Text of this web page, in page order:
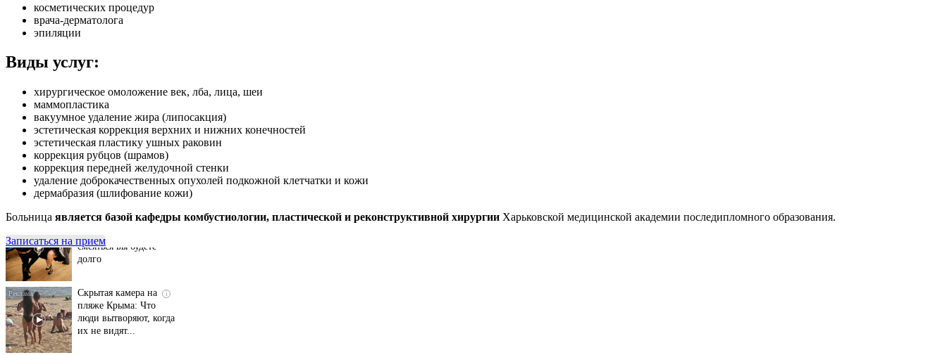
косметических процедур
врача-дерматолога
эпиляции
Виды услуг:
хирургическое омоложение век, лба, лица, шеи
маммопластика
вакуумное удаление жира (липосакция)
эстетическая коррекция верхних и нижних конечностей
эстетическая пластику ушных раковин
коррекция рубцов (шрамов)
коррекция передней желудочной стенки
удаление доброкачественных опухолей подкожной клетчатки и кожи
дермабразия (шлифование кожи)
Больница является базой кафедры комбустиологии, пластической и реконструктивной хирургии Харьковской медицинской академии последипломного образования.
Записаться на прием
i
Ролик длится
несколько секунд, а
долго
Скрытая камера на
пляже Крыма: Что
их не видят...
Ролик длится пару
секунд, но вы будете в